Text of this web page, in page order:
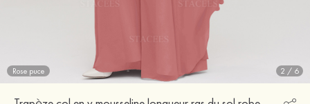
Rose puce 2 / 6